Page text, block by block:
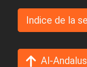
Indice de la
Al-